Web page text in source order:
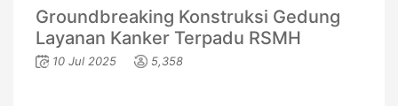
Groundbreaking Konstruksi Gedung
Layanan Kanker Terpadu RSMH
10 Jul 2025 5,358